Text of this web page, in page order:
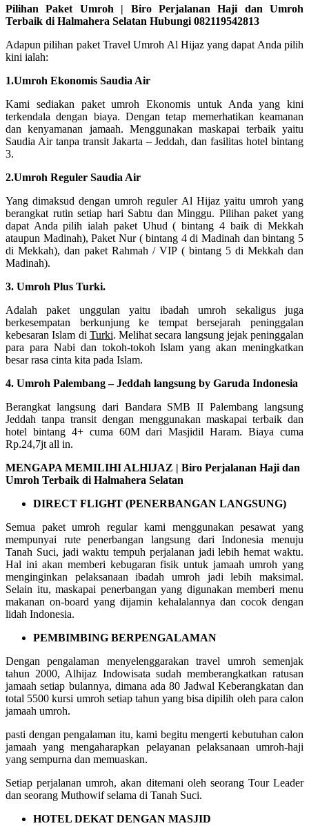
Pilihan Paket Umroh | Biro Perjalanan Haji dan Umroh
Terbaik di Halmahera Selatan Hubungi 082119542813
Adapun pilihan paket Travel Umroh Al Hijaz yang dapat Anda pilih
kini ialah:
1.Umroh Ekonomis Saudia Air
Kami sediakan paket umroh Ekonomis untuk Anda yang kini
terkendala dengan biaya. Dengan tetap memerhatikan keamanan
dan kenyamanan jamaah. Menggunakan maskapai terbaik yaitu
Saudia Air tanpa transit Jakarta – Jeddah, dan fasilitas hotel bintang
3.
2.Umroh Reguler Saudia Air
Yang dimaksud dengan umroh reguler Al Hijaz yaitu umroh yang
berangkat rutin setiap hari Sabtu dan Minggu. Pilihan paket yang
dapat Anda pilih ialah paket Uhud ( bintang 4 baik di Mekkah
ataupun Madinah), Paket Nur ( bintang 4 di Madinah dan bintang 5
di Mekkah), dan paket Rahmah / VIP ( bintang 5 di Mekkah dan
Madinah).
3. Umroh Plus Turki.
Adalah paket unggulan yaitu ibadah umroh sekaligus juga
berkesempatan berkunjung ke tempat bersejarah peninggalan
kebesaran Islam di Turki. Melihat secara langsung jejak peninggalan
para para Nabi dan tokoh-tokoh Islam yang akan meningkatkan
besar rasa cinta kita pada Islam.
4. Umroh Palembang – Jeddah langsung by Garuda Indonesia
Berangkat langsung dari Bandara SMB II Palembang langsung
Jeddah tanpa transit dengan menggunakan maskapai terbaik dan
hotel bintang 4+ cuma 60M dari Masjidil Haram. Biaya cuma
Rp.24,7jt all in.
MENGAPA MEMILIHI ALHIJAZ | Biro Perjalanan Haji dan
Umroh Terbaik di Halmahera Selatan
DIRECT FLIGHT (PENERBANGAN LANGSUNG)
Semua paket umroh regular kami menggunakan pesawat yang
mempunyai rute penerbangan langsung dari Indonesia menuju
Tanah Suci, jadi waktu tempuh perjalanan jadi lebih hemat waktu.
Hal ini akan memberi kebugaran fisik untuk jamaah umroh yang
menginginkan pelaksanaan ibadah umroh jadi lebih maksimal.
Selain itu, maskapai penerbangan yang digunakan memberi menu
makanan on-board yang dijamin kehalalannya dan cocok dengan
lidah Indonesia.
PEMBIMBING BERPENGALAMAN
Dengan pengalaman menyelenggarakan travel umroh semenjak
tahun 2000, Alhijaz Indowisata sudah memberangkatkan ratusan
jamaah setiap bulannya, dimana ada 80 Jadwal Keberangkatan dan
total 5500 kursi umroh setiap tahun yang bisa dipilih oleh para calon
jamaah umroh.
pasti dengan pengalaman itu, kami begitu mengerti kebutuhan calon
jamaah yang mengaharapkan pelayanan pelaksanaan umroh-haji
yang sempurna dan memuaskan.
Setiap perjalanan umroh, akan ditemani oleh seorang Tour Leader
dan seorang Muthowif selama di Tanah Suci.
HOTEL DEKAT DENGAN MASJID